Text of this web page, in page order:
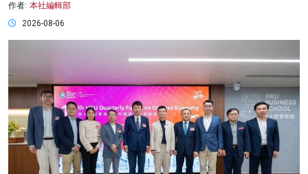
作者: 本社編輯部
2026-08-06